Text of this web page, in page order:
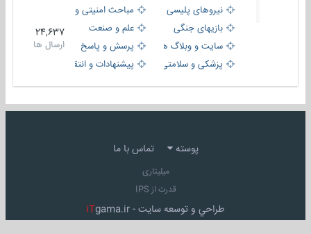
نیروهای پلیسی
مباحث امنیتی و اطلاعاتی
بازیهای جنگی
علم و صنعت
سایت و وبلاگ ها
پرسش و پاسخ
پزشکی و سلامتی
پیشنهادات و انتقادات
24,637
ارسال ها
پوسته تماس با ما
میلیتاری
قدرت از IPS
طراحي و توسعه سايت - iTgama.ir